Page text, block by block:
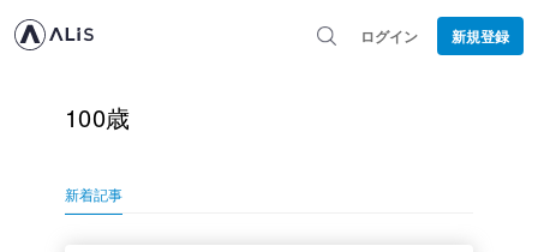
ログイン 新規登録
100歳
新着記事